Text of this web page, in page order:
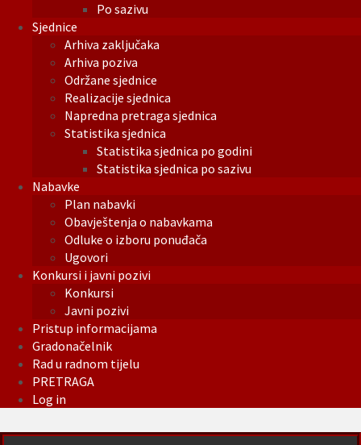
Po sazivu
Sjednice
Arhiva zaključaka
Arhiva poziva
Održane sjednice
Realizacije sjednica
Napredna pretraga sjednica
Statistika sjednica
Statistika sjednica po godini
Statistika sjednica po sazivu
Nabavke
Plan nabavki
Obavještenja o nabavkama
Odluke o izboru ponuđača
Ugovori
Konkursi i javni pozivi
Konkursi
Javni pozivi
Pristup informacijama
Gradonačelnik
Rad u radnom tijelu
PRETRAGA
Log in